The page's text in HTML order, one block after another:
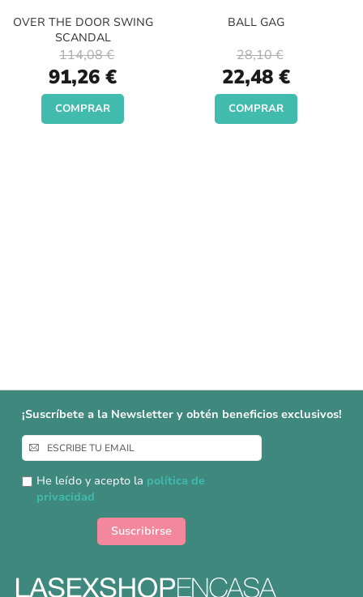
OVER THE DOOR SWING
SCANDAL
Special
Price
91,26 €
114,08 €
COMPRAR
BALL GAG
Special
Price
22,48 €
28,10 €
COMPRAR
¡Suscríbete a la Newsletter y obtén beneficios exclusivos!
Inscríbase
a
nuestro
boletín
He leído y acepto la política de
privacidad
Suscribirse